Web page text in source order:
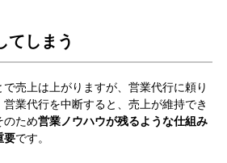
てしまう
売上は上がりますが、営業代行に頼り
業代行を中断すると、売上が維持でき
のため営業ノウハウが残るような仕組み
要です。